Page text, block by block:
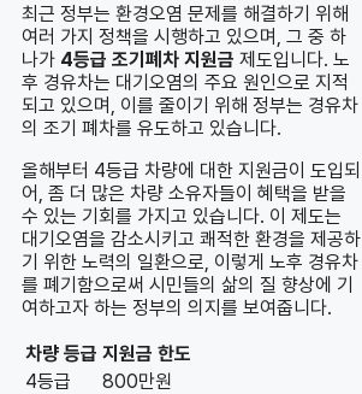
최근 정부는 환경오염 문제를 해결하기 위해
여러 가지 정책을 시행하고 있으며, 그 중 하
나가 4등급 조기폐차 지원금 제도입니다. 노
후 경유차는 대기오염의 주요 원인으로 지적
되고 있으며, 이를 줄이기 위해 정부는 경유차
의 조기 폐차를 유도하고 있습니다.
올해부터 4등급 차량에 대한 지원금이 도입되
어, 좀 더 많은 차량 소유자들이 혜택을 받을
수 있는 기회를 가지고 있습니다. 이 제도는
대기오염을 감소시키고 쾌적한 환경을 제공하
기 위한 노력의 일환으로, 이렇게 노후 경유차
를 폐기함으로써 시민들의 삶의 질 향상에 기
여하고자 하는 정부의 의지를 보여줍니다.
차량 등급 지원금 한도
4등급
800만원